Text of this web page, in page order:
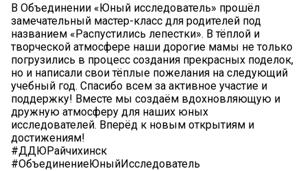
В Объединении «Юный исследователь» прошёл
замечательный мастер-класс для родителей под
названием «Распустились лепестки». В тёплой и
творческой атмосфере наши дорогие мамы не только
погрузились в процесс создания прекрасных поделок,
но и написали свои тёплые пожелания на следующий
учебный год. Спасибо всем за активное участие и
поддержку! Вместе мы создаём вдохновляющую и
дружную атмосферу для наших юных
исследователей. Вперёд к новым открытиям и
достижениям!
#ДДЮРайчихинск
#ОбъединениеЮныйИсследователь